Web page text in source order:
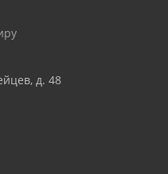
д. 48